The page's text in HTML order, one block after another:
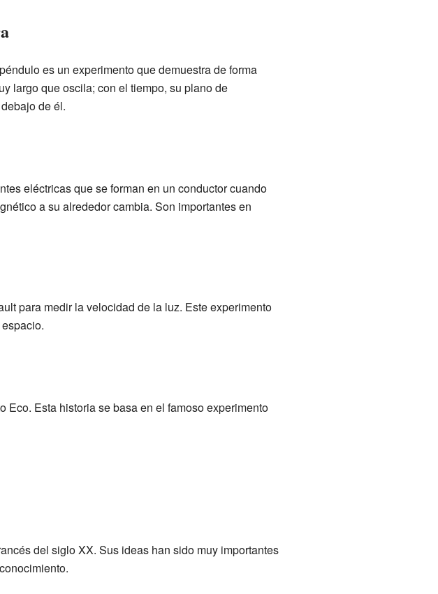
es un experimento que demuestra de forma
largo que oscila; con el tiempo, su plano de
de él.
eléctricas que se forman en un conductor cuando
a su alrededor cambia. Son importantes en
para medir la velocidad de la luz. Este experimento
Eco. Esta historia se basa en el famoso experimento
del siglo XX. Sus ideas han sido muy importantes